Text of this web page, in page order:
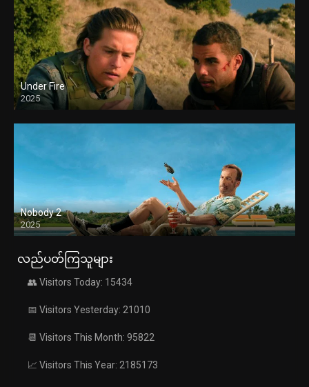
Under Fire
2025
Nobody 2
2025
လည်ပတ်ကြသူများ
👥 Visitors Today: 15434
📅 Visitors Yesterday: 21010
📆 Visitors This Month: 95822
📈 Visitors This Year: 2185173